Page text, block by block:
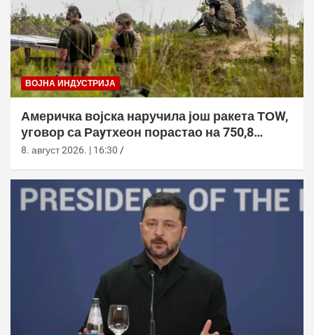
ВОЈНА ИНДУСТРИЈА
Америчка војска наручила још ракета ТОW,
уговор са Раyтхеон порастао на 750,8
милиона долара
8. август 2026. | 16:30